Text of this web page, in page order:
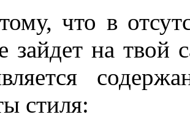
что в
зайдет на твой
стиля: